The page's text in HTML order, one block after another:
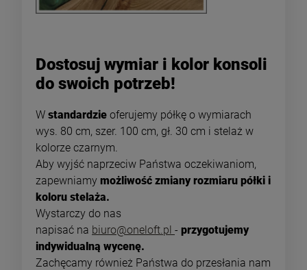
Dostosuj wymiar i kolor konsoli
do swoich potrzeb!
W standardzie oferujemy półkę o wymiarach
wys. 80 cm, szer. 100 cm, gł. 30 cm i stelaż w
kolorze czarnym.
Aby wyjść naprzeciw Państwa oczekiwaniom,
zapewniamy możliwość zmiany rozmiaru półki i
koloru stelaża.
Wystarczy do nas
napisać na biuro@oneloft.pl - przygotujemy
indywidualną wycenę.
Zachęcamy również Państwa do przesłania nam